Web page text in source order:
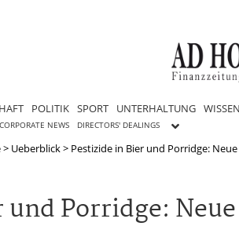
POLITIK SPORT UNTERHALTUNG
CORPORATE NEWS DIRECTORS' DEALINGS
> Ueberblick> Pestizide in Bier und Porridge:
und Porridge: